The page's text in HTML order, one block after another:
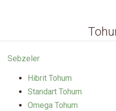
Sebzeler
Hibrit Tohum
Standart Tohum
Omega Tohum